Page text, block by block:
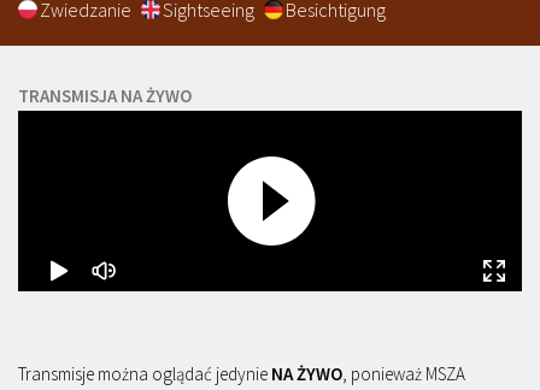
Zwiedzanie Sightseeing Besichtigung
TRANSMISJA NA ŻYWO
Transmisje można oglądać jedynie NA ŻYWO, ponieważ MSZA